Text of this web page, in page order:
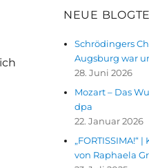
NEUE
Schrödingers
Augsburg war
28. Juni 2026
Mozart – Das
dpa
22. Januar 2026
von Raphaela